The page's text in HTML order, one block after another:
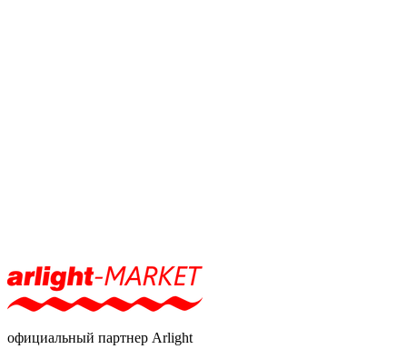
официальный партнер Arlight